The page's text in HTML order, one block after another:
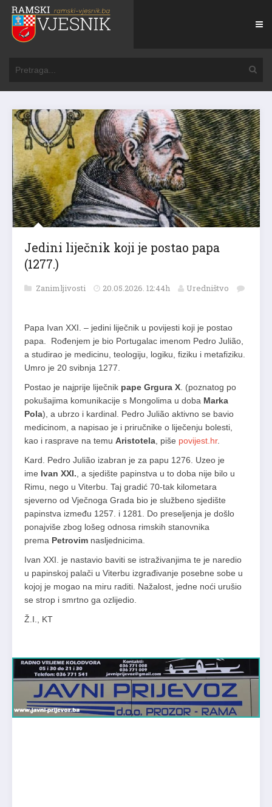
Jedini liječnik koji je postao papa
(1277.)
Zanimljivosti 20.05.2026. 12:44h Uredništvo
Papa Ivan XXI. – jedini liječnik u povijesti koji je postao
papa. Rođenjem je bio Portugalac imenom Pedro Julião,
a studirao je medicinu, teologiju, logiku, fiziku i metafiziku.
Umro je 20 svibnja 1277.
Postao je najprije liječnik pape Grgura X . (poznatog po
pokušajima komunikacije s Mongolima u doba Marka
Pola), a ubrzo i kardinal. Pedro Julião aktivno se bavio
medicinom, a napisao je i priručnike o liječenju bolesti,
kao i rasprave na temu Aristotela , piše povijest.hr.
Kard. Pedro Julião izabran je za papu 1276. Uzeo je
ime Ivan XXI. , a sjedište papinstva u to doba nije bilo u
Rimu, nego u Viterbu. Taj gradić 70-tak kilometara
sjeverno od Vječnoga Grada bio je službeno sjedište
papinstva između 1257. i 1281. Do preseljenja je došlo
ponajviše zbog lošeg odnosa rimskih stanovnika
prema Petrovim nasljednicima.
Ivan XXI. je nastavio baviti se istraživanjima te je naredio
u papinskoj palači u Viterbu izgrađivanje posebne sobe u
kojoj je mogao na miru raditi. Nažalost, jedne noći urušio
se strop i smrtno ga ozlijedio.
Ž.I., KT